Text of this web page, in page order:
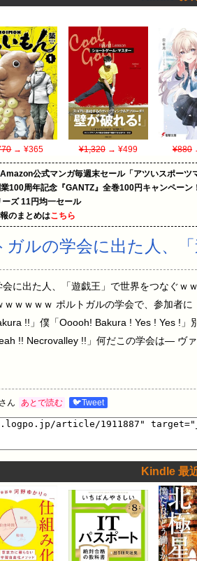
→ ¥365 ¥1,320→ ¥499 ¥880
公式マンガ毎週末セール「アツいスポーツ
100周年記念『GANTZ』全巻100円キャンペーン！
ズ 11円均一セール
のまとめはこちら
ガルの学会に出た人、
会に出た人、「遊戯王」で世界をつなぐ
ｗｗｗｗｗ ポルトガルの学会で、参加者
!!」僕「Ooooh! Bakura ! Yes ! Yes !
!! Necrovalley !!」何だこの学会は— ヴ
ん あとで読む 🐦Tweet
Kindle 最